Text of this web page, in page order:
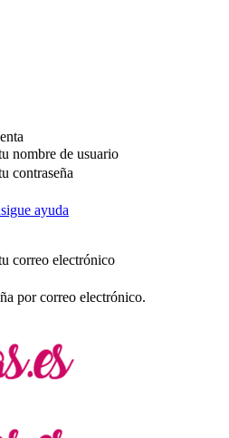
nombre de usuario
contraseña
ayuda
correo electrónico
por correo electrónico.